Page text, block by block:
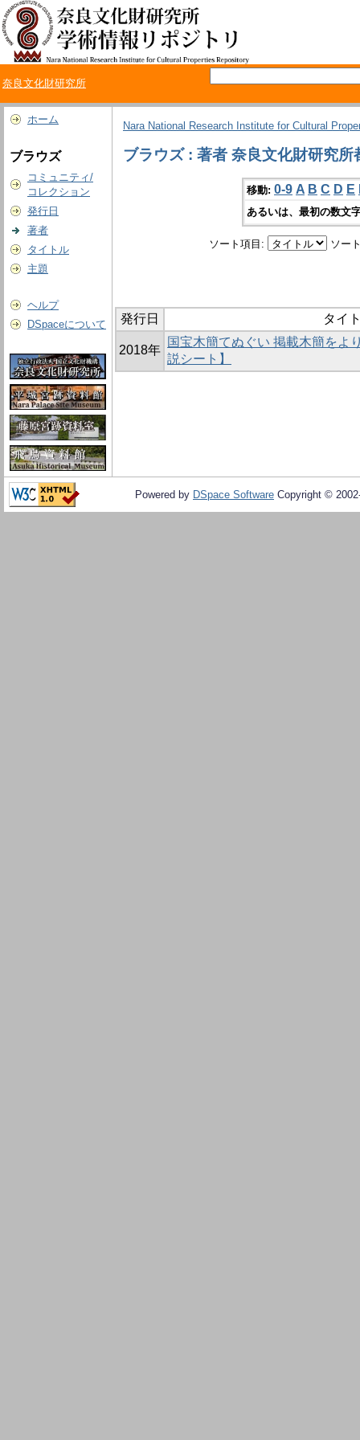
奈良文化財研究所
ホーム
ブラウズ
コミュニティ/
コレクション
発行日
著者
タイトル
主題
ヘルプ
DSpaceについて
Nara National Research Institute for Cultural
ブラウズ : 著者 奈良文化財研究
移動: 0-9 A B C D E
あるいは、最初の数文
ソート項目: ソー
発行日 タイ
2018年
国宝木簡てぬぐい 掲載木簡をよ
説シート】
Powered by DSpace Software Copyright ©